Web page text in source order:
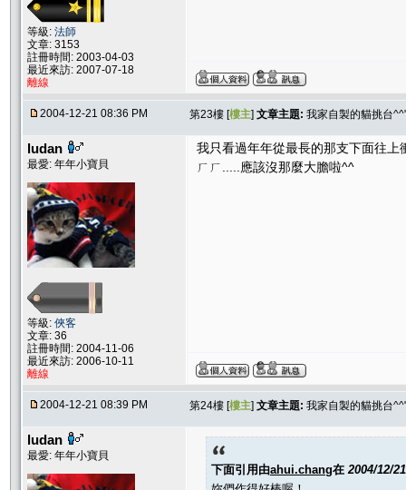
等級: 法師
文章: 3153
註冊時間: 2003-04-03
最近來訪: 2007-07-18
離線
2004-12-21 08:36 PM 第23樓 [樓主] 文章主題: 我家自製的貓挑台
ludan
最愛: 年年小寶貝
等級: 俠客
文章: 36
註冊時間: 2004-11-06
最近來訪: 2006-10-11
離線
我只看過年年從最長的那支下面往
ㄏㄏ.....應該沒那麼大膽啦^^
2004-12-21 08:39 PM 第24樓 [樓主] 文章主題: 我家自製的貓挑台
ludan
最愛: 年年小寶貝
下面引用由ahui.chang在 2004/12/